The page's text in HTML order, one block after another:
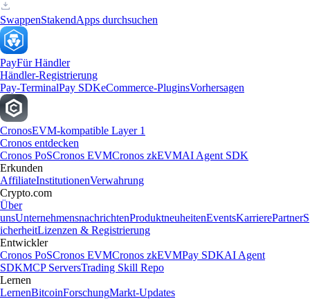
SwappenStakendApps durchsuchen
PayFür Händler
Händler-Registrierung
Pay-TerminalPay SDKeCommerce-PluginsVorhersagen
CronosEVM-kompatible Layer 1
Cronos entdecken
Cronos PoSCronos EVMCronos zkEVMAI Agent SDK
Erkunden
AffiliateInstitutionenVerwahrung
Crypto.com
Über
unsUnternehmensnachrichtenProduktneuheitenEventsKarrierePartnerS
icherheitLizenzen & Registrierung
Entwickler
Cronos PoSCronos EVMCronos zkEVMPay SDKAI Agent
SDKMCP ServersTrading Skill Repo
Lernen
LernenBitcoinForschungMarkt-Updates